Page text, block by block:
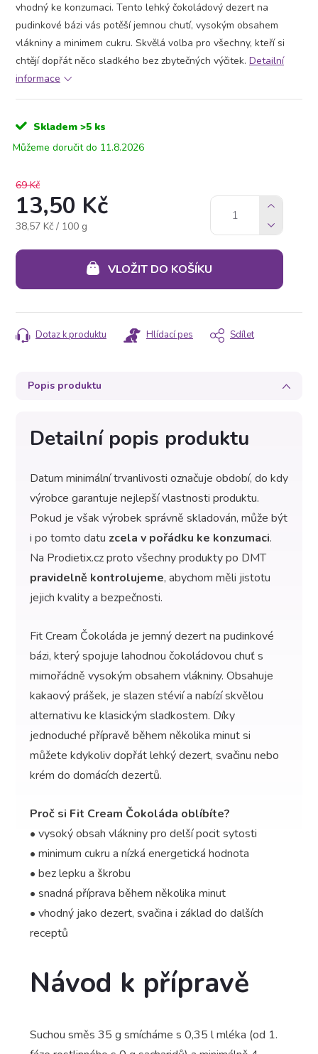
vhodný ke konzumaci. Tento lehký čokoládový dezert na
pudinkové bázi vás potěší jemnou chutí, vysokým obsahem
vlákniny a minimem cukru. Skvělá volba pro všechny, kteří si
chtějí dopřát něco sladkého bez zbytečných výčitek. Detailní
informace
Skladem >5 ks
11.8.2026
69 Kč
13,50 Kč
Měrná
38,57 Kč / 100 g
VLOŽIT DO KOŠÍKU
Dotaz k produktu Hlídací pes Sdílet
Popis produktu
Detailní popis produktu
Datum minimální trvanlivosti označuje období, do kdy
výrobce garantuje nejlepší vlastnosti produktu.
Pokud je však výrobek správně skladován, může být
i po tomto datu zcela v pořádku ke konzumaci.
Na Prodietix.cz proto všechny produkty po DMT
pravidelně kontrolujeme, abychom měli jistotu
jejich kvality a bezpečnosti.
Fit Cream Čokoláda je jemný dezert na pudinkové
bázi, který spojuje lahodnou čokoládovou chuť s
mimořádně vysokým obsahem vlákniny. Obsahuje
kakaový prášek, je slazen stévií a nabízí skvělou
alternativu ke klasickým sladkostem. Díky
jednoduché přípravě během několika minut si
můžete kdykoliv dopřát lehký dezert, svačinu nebo
krém do domácích dezertů.
Proč si Fit Cream Čokoláda oblíbíte?
• vysoký obsah vlákniny pro delší pocit sytosti
• minimum cukru a nízká energetická hodnota
• bez lepku a škrobu
• snadná příprava během několika minut
• vhodný jako dezert, svačina i základ do dalších
receptů
Návod k přípravě
Suchou směs 35 g smícháme s 0,35 l mléka (od 1.